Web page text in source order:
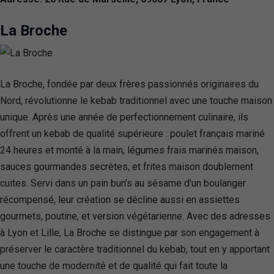
La Broche
La Broche, fondée par deux frères passionnés originaires du
Nord, révolutionne le kebab traditionnel avec une touche maison
unique. Après une année de perfectionnement culinaire, ils
offrent un kebab de qualité supérieure : poulet français mariné
24 heures et monté à la main, légumes frais marinés maison,
sauces gourmandes secrètes, et frites maison doublement
cuites. Servi dans un pain bun’s au sésame d’un boulanger
récompensé, leur création se décline aussi en assiettes
gourmets, poutine, et version végétarienne. Avec des adresses
à Lyon et Lille, La Broche se distingue par son engagement à
préserver le caractère traditionnel du kebab, tout en y apportant
une touche de modernité et de qualité qui fait toute la